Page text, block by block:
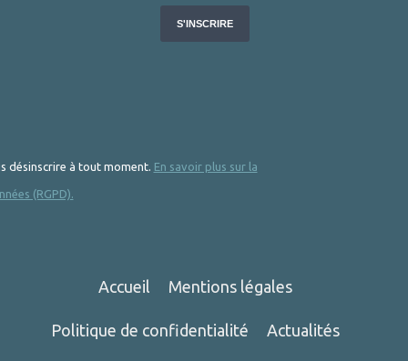
désinscrire à tout moment. En savoir plus sur la
(RGPD).
Accueil Mentions légales
Politique de confidentialité Actualités